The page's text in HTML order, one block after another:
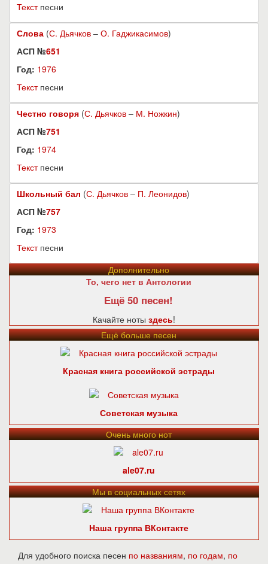
Текстпесни
Слова (С. Дьячков – О. Гаджикасимов)
АСП №651
Год: 1976
Текстпесни
Честно говоря (С. Дьячков – М. Ножкин)
АСП №751
Год: 1974
Текстпесни
Школьный бал (С. Дьячков – П. Леонидов)
АСП №757
Год: 1973
Текстпесни
Дополнительно
То, чего нет в Антологии
Ещё 50 песен!
Качайте ноты здесь!
Ещё больше песен
Красная книга российской эстрады
Советская музыка
Очень много нот
ale07.ru
Мы в социальных сетях
Наша группа ВКонтакте
Для удобного поиска песен по названиям, по годам, по